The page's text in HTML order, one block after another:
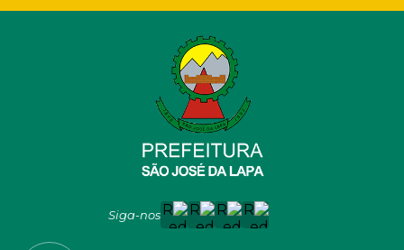
Siga-nos